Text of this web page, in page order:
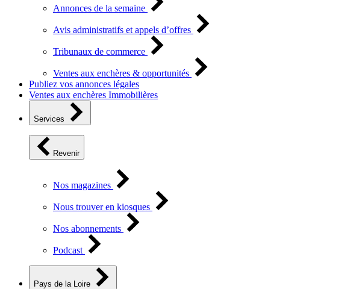
Annonces de la semaine
Avis administratifs et appels d’offres
Tribunaux de commerce
Ventes aux enchères & opportunités
Publiez vos annonces légales
Ventes aux enchères Immobilières
Services
Revenir
Nos magazines
Nous trouver en kiosques
Nos abonnements
Podcast
Pays de la Loire